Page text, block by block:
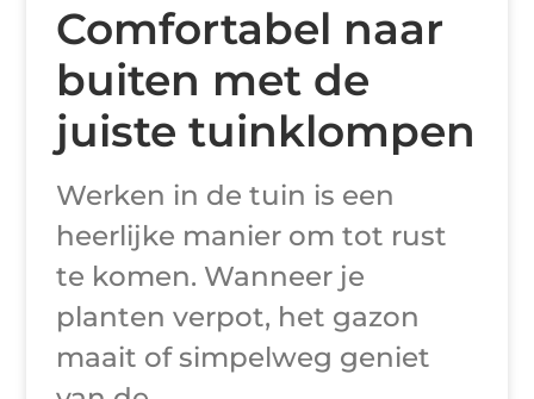
Comfortabel naar
buiten met de
juiste tuinklompen
Werken in de tuin is een
heerlijke manier om tot rust
te komen. Wanneer je
planten verpot, het gazon
maait of simpelweg geniet